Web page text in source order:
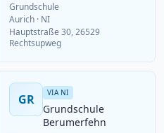
Grundschule
Aurich · NI
Hauptstraße 30, 26529
Rechtsupweg
GR VIA NI
Grundschule
Berumerfehn